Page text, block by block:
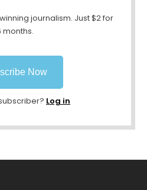
journalism. Just $2 for
months.
Now
Log in